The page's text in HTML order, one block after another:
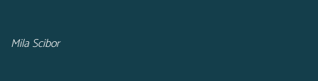
Mila Scibor